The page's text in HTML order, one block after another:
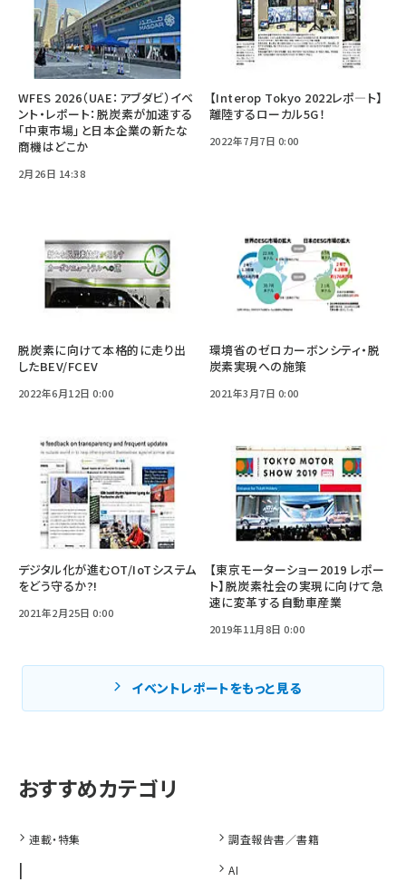
WFES 2026（UAE：アブダビ）イベ
ント・レポート：脱炭素が加速する
「中東市場」と日本企業の新たな
商機はどこか
2月26日 14:38
【Interop Tokyo 2022レポ—ト】
離陸するローカル5G！
2022年7月7日 0:00
脱炭素に向けて本格的に走り出
したBEV/FCEV
2022年6月12日 0:00
環境省のゼロカーボンシティ・脱
炭素実現への施策
2021年3月7日 0:00
デジタル化が進むOT/IoTシステム
をどう守るか?!
2021年2月25日 0:00
【東京モーターショー2019 レポー
ト】脱炭素社会の実現に向けて急
速に変革する自動車産業
2019年11月8日 0:00
イベントレポートをもっと見る
連載・特集 調査報告書／書籍
|
AI